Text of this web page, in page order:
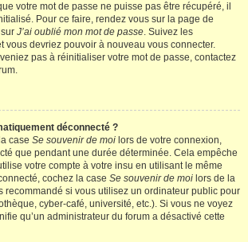
votre mot de passe ne puisse pas être récupéré, il
Pour ce faire, rendez vous sur la page de
J’ai oublié mon mot de passe. Suivez les
vous devriez pouvoir à nouveau vous connecter.
pas à réinitialiser votre mot de passe, contactez
déconnecté ?
case Se souvenir de moi lors de votre connexion,
que pendant une durée déterminée. Cela empêche
votre compte à votre insu en utilisant le même
cochez la case Se souvenir de moi lors de la
recommandé si vous utilisez un ordinateur public pour
cyber-café, université, etc.). Si vous ne voyez
qu’un administrateur du forum a désactivé cette